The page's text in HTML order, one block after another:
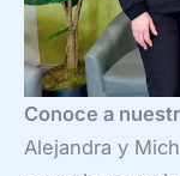
Conoce a
Alejandra y